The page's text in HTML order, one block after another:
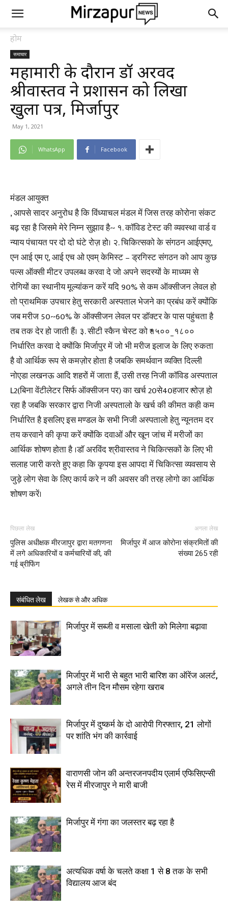
होम
समाचार
महामारी के दौरान डॉ अरविंद
श्रीवास्तव ने प्रशासन को लिखा
खुला पत्र, मिर्जापुर
May 1, 2021
WhatsApp Facebook
मंडल आयुक्त
, आपसे सादर अनुरोध है कि विंध्याचल मंडल में जिस तरह कोरोना संकट
बढ़ रहा है जिसमे मेरे निम्न सुझाव है~ १. कॉविड टेस्ट की व्यवस्था वार्ड व
न्याय पंचायत पर दो दो घंटे रोज़ हो। २. चिकित्सको के संगठन आईएमए,
एन आई एम ए, आई एच ओ एवम् केमिस्ट – ड्रगिस्ट संगठन को आप कुछ
पल्स ऑक्सी मीटर उपलब्ध करवा दे जो अपने सदस्यों के माध्यम से
रोगियों का स्थानीय मूल्यांकन करें यदि 90% से कम ऑक्सीजन लेवल हो
तो प्राथमिक उपचार हेतु सरकारी अस्पताल भेजने का प्रबंध करें क्योंकि
जब मरीज 50~60% के ऑक्सीजन लेवल पर डॉक्टर के पास पहुंचता है
तब तक देर हो जाती हैं। ३. सीटी स्कैन चेस्ट को ₹१५००_१८००
निर्धारित करवा दे क्योंकि मिर्जापुर में जो भी मरीज इलाज के लिए रुकता
है वो आर्थिक रूप से कमज़ोर होता है जबकि समर्थवान व्यक्ति दिल्ली
नोएडा लखनऊ आदि शहरों में जाता हैं, उसी तरह निजी कॉविड अस्पताल
L2(बिना वेंटीलेटर सिर्फ ऑक्सीजन पर) का खर्च 20से40हजार ₹ रोज़ हो
रहा है जबकि सरकार द्वारा निजी अस्पतालो के खर्च की कीमत कही कम
निर्धारित है इसलिए इस मण्डल के सभी निजी अस्पतालो हेतु न्यूनतम दर
तय करवाने की कृपा करें क्योंकि दवाओं और खून जांच में मरीजों का
आर्थिक शोषण होता है ।डॉ अरविंद श्रीवास्तव ने चिकित्सकों के लिए भी
सलाह जारी करते हुए कहा कि कृपया इस आपदा में चिकित्सा व्यवसाय से
जुड़े लोग सेवा के लिए कार्य करे न की अवसर की तरह लोगो का आर्थिक
शोषण करें।
पिछला लेख
पुलिस अधीक्षक मीरजापुर द्वारा मतगणना
में लगे अधिकारियों व कर्मचारियों की, की
गई ब्रीफिंग
अगला लेख
मिर्जापुर में आज कोरोना संक्रमितों की
संख्या 265 रही
संबंधित लेख लेखक से और अधिक
मिर्जापुर में सब्जी व मसाला खेती को मिलेगा बढ़ावा
मिर्जापुर में भारी से बहुत भारी बारिश का ऑरेंज अलर्ट,
अगले तीन दिन मौसम रहेगा खराब
मिर्जापुर में दुष्कर्म के दो आरोपी गिरफ्तार, 21 लोगों
पर शांति भंग की कार्रवाई
वाराणसी जोन की अन्तरजनपदीय एलार्म एफिसिएन्सी
रेस में मीरजापुर ने मारी बाजी
मिर्जापुर में गंगा का जलस्तर बढ़ रहा है
अत्यधिक वर्षा के चलते कक्षा 1 से 8 तक के सभी
विद्यालय आज बंद